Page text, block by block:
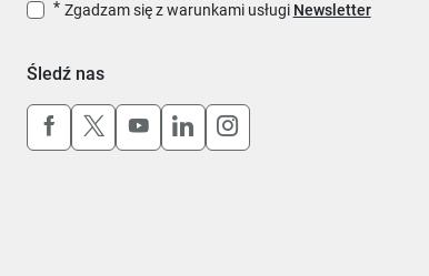
Zgadzam się z warunkami usługi Newsletter
Śledź nas
Uwaga, link otworzy się w nowym oknie
Uwaga, link otworzy się w nowym
Uwaga, link otworzy się w
Uwaga, link otworzy się
Uwaga, link otworzy